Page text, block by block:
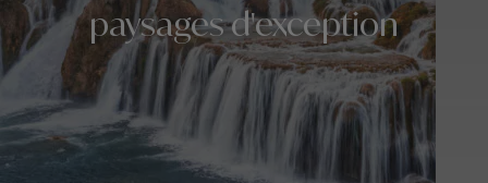
paysages d'exception